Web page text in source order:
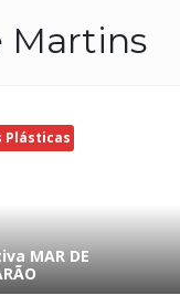
Martins
Plásticas
MAR DE